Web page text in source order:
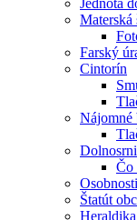
Jednota
Materská
Farský
Cintorín
Nájomné
Čo
Štatút
Heraldika